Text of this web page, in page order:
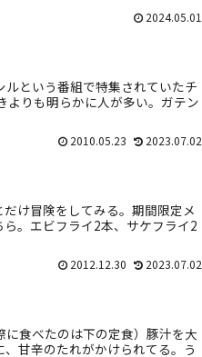
2024.05.01
ルという番組で特集されていたチ
よりも明らかに人が多い。ガテン
2010.05.23 2023.07.02
け冒険をしてみる。期間限定メ
。エビフライ2本、サケフライ2
2012.12.30 2023.07.02
食べたのは下の定食）豚汁を大
甘辛のたれがかけられてる。う